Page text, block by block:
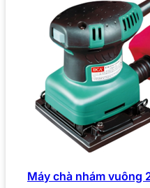
Máy chà nhám vuông